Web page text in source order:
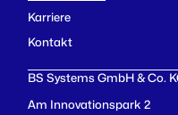
Karriere
Kontakt
BS Systems GmbH & Co.
Am Innovationspark 2